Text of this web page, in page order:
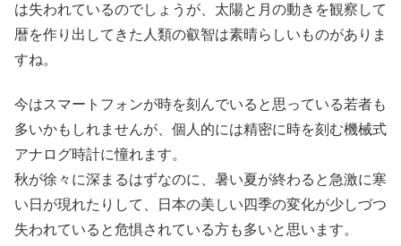
は失われているのでしょうが、太陽と月の動きを観察して
暦を作り出してきた人類の叡智は素晴らしいものがありま
すね。
今はスマートフォンが時を刻んでいると思っている若者も
多いかもしれませんが、個人的には精密に時を刻む機械式
アナログ時計に憧れます。
秋が徐々に深まるはずなのに、暑い夏が終わると急激に寒
い日が現れたりして、日本の美しい四季の変化が少しづつ
失われていると危惧されている方も多いと思います。